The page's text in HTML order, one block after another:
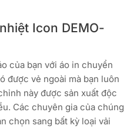
Icon DEMO-
của bạn với áo in chuyển
được vẻ ngoài mà bạn luôn
này được sản xuất độc
Các chuyên gia của chúng
chọn sang bất kỳ loại vải